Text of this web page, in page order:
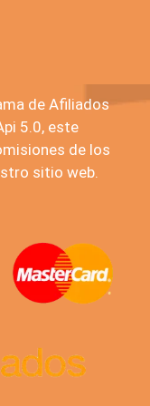
de Afiliados
5.0, este
de los
sitio web.